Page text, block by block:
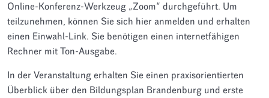
Online-Konferenz-Werkzeug „Zoom“ durchgeführt. Um
teilzunehmen, können Sie sich hier anmelden und erhalten
einen Einwahl-Link. Sie benötigen einen internetfähigen
Rechner mit Ton-Ausgabe.
In der Veranstaltung erhalten Sie einen praxisorientierten
Überblick über den Bildungsplan Brandenburg und erste